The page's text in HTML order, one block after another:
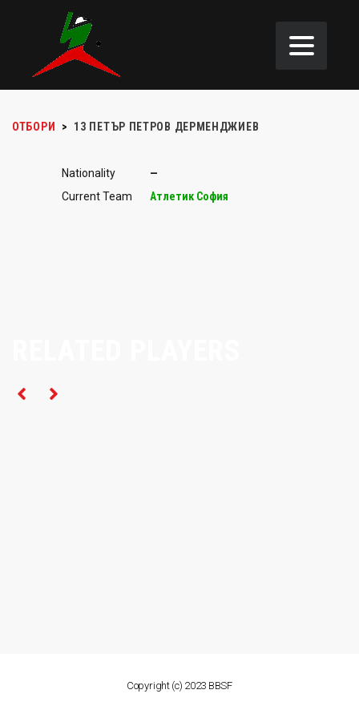
ОТБОРИ > 13 ПЕТЪР ПЕТРОВ ДЕРМЕНДЖИЕВ
Nationality
—
Current Team
Атлетик София
Copyright (c) 2023 BBSF